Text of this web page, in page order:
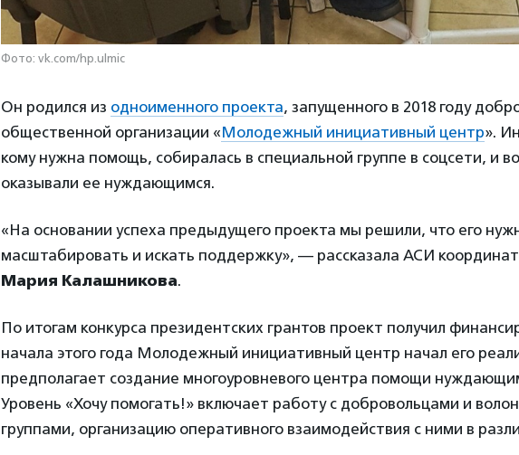
Фото: vk.com/hp.ulmic
Он родился из одноименного проекта, запущенного в 2018 году
общественной организации «Молодежный инициативный центр».
кому нужна помощь, собиралась в специальной группе в соцсети, и
оказывали ее нуждающимся.
«На основании успеха предыдущего проекта мы решили, что его
масштабировать и искать поддержку», — рассказала АСИ
Мария Калашникова.
По итогам конкурса президентских грантов проект получил
начала этого года Молодежный инициативный центр начал его
предполагает создание многоуровневого центра помощи
Уровень «Хочу помогать!» включает работу с добровольцами и
группами, организацию оперативного взаимодействия с ними в